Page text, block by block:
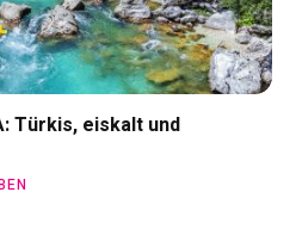
Türkis, eiskalt und